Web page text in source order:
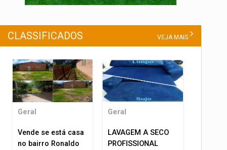
CLASSIFICADOS VEJA MAIS
Geral
Vende se está casa
no bairro Ronaldo
Geral
LAVAGEM A SECO
PROFISSIONAL